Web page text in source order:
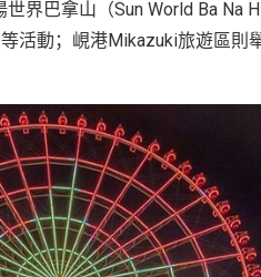
界巴拿山（Sun World Ba Na
活動；峴港Mikazuki旅遊區則